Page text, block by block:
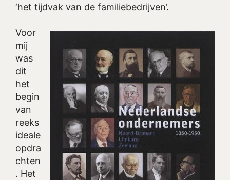
‘het tijdvak van de familiebedrijven’.
Voor
mij
was
dit
het
begin
van
reeks
ideale
opdra
chten
. Het